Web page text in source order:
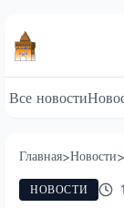
Все новости
Главная>Новости>
НОВОСТИ